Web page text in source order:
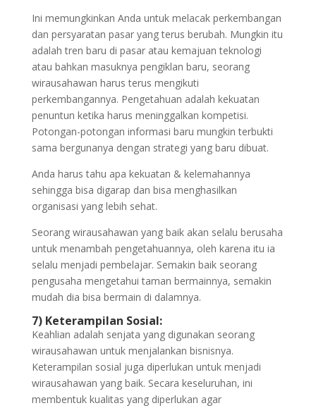
Ini memungkinkan Anda untuk melacak perkembangan
dan persyaratan pasar yang terus berubah. Mungkin itu
adalah tren baru di pasar atau kemajuan teknologi
atau bahkan masuknya pengiklan baru, seorang
wirausahawan harus terus mengikuti
perkembangannya. Pengetahuan adalah kekuatan
penuntun ketika harus meninggalkan kompetisi.
Potongan-potongan informasi baru mungkin terbukti
sama bergunanya dengan strategi yang baru dibuat.
Anda harus tahu apa kekuatan & kelemahannya
sehingga bisa digarap dan bisa menghasilkan
organisasi yang lebih sehat.
Seorang wirausahawan yang baik akan selalu berusaha
untuk menambah pengetahuannya, oleh karena itu ia
selalu menjadi pembelajar. Semakin baik seorang
pengusaha mengetahui taman bermainnya, semakin
mudah dia bisa bermain di dalamnya.
7) Keterampilan Sosial:
Keahlian adalah senjata yang digunakan seorang
wirausahawan untuk menjalankan bisnisnya.
Keterampilan sosial juga diperlukan untuk menjadi
wirausahawan yang baik. Secara keseluruhan, ini
membentuk kualitas yang diperlukan agar